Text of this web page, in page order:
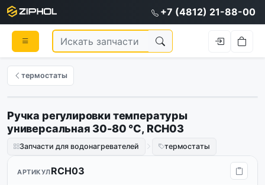
+7 (4812) 21-88-00
термостаты
Ручка регулировки температуры
универсальная 30-80 °C, RCH03
Запчасти для водонагревателей термостаты
АРТИКУЛRCH03